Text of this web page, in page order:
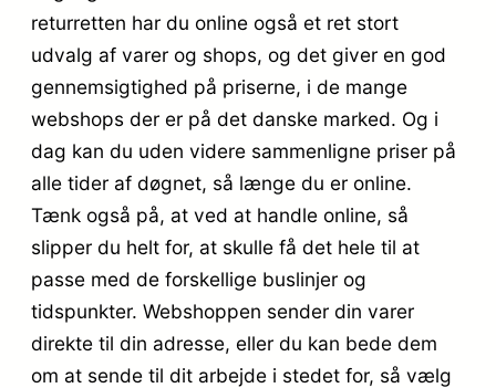
returretten har du online også et ret stort
udvalg af varer og shops, og det giver en god
gennemsigtighed på priserne, i de mange
webshops der er på det danske marked. Og i
dag kan du uden videre sammenligne priser på
alle tider af døgnet, så længe du er online.
Tænk også på, at ved at handle online, så
slipper du helt for, at skulle få det hele til at
passe med de forskellige buslinjer og
tidspunkter. Webshoppen sender din varer
direkte til din adresse, eller du kan bede dem
om at sende til dit arbejde i stedet for, så vælg